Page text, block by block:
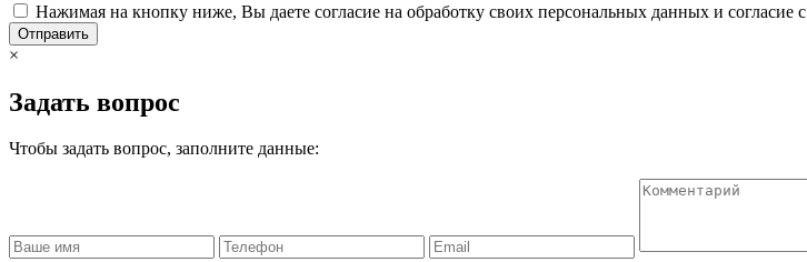
Нажимая на кнопку ниже, Вы даете согласие на обработку своих персональных данных и согласие с
Отправить
×
Задать вопрос
Чтобы задать вопрос, заполните данные: